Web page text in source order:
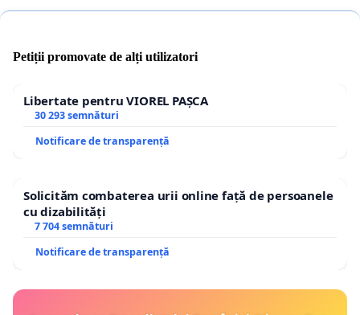
Petiții promovate de alți utilizatori
Libertate pentru VIOREL PAȘCA
30 293 semnături
Notificare de transparență
Solicităm combaterea urii online față de persoanele
cu dizabilități
7 704 semnături
Notificare de transparență